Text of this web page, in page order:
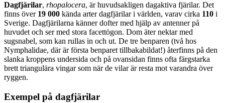
Dagfjärilar, rhopalocera, är huvudsakligen dagaktiva fjärilar. Det
finns över 19 000 kända arter dagfjärilar i världen, varav cirka 110 i
Sverige. Dagfjärilarna känner dofter med hjälp av antenner på
huvudet och ser med stora facettögon. Dom äter nektar med
sugsnabel, som kan rullas in och ut. De tre benparen (två hos
Nymphalidae, där är första benparet tillbakabildat!) återfinns på den
slanka kroppens undersida och på ovansidan finns ofta färgstarka
brett triangulära vingar som när de vilar är resta mot varandra över
ryggen.
Exempel på dagfjärilar